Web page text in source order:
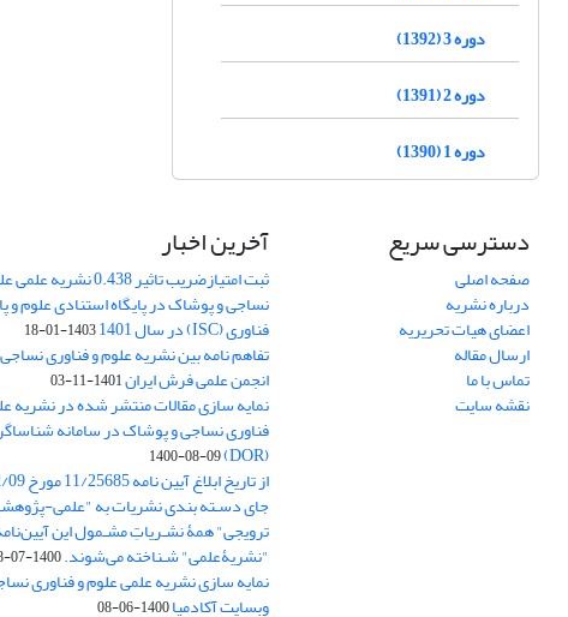
دوره 3 (1392)
دوره 2 (1391)
دوره 1 (1390)
دسترسی سریع
صفحه اصلی
درباره نشریه
اعضای هیات تحریریه
ارسال مقاله
تماس با ما
نقشه سایت
آخرین اخبار
ثبت امتیازضریب تاثیر
نساجی و پوشاک در پایگاه استنادی علوم و
فناوری (ISC) در سال 1401 1403-01-18
تفاهم نامه بین نشریه علوم و فناوری
انجمن علمی فرش ایران1401-11-03
نمایه سازی مقالات منتشر شده در نشریه
فناوری نساجی و پوشاک در سامانه
(DOR)
1400-08-09
جای دسـته بندی نشریات به "علمی-
ترویجی" همۀ نشـریاتِ مشـمول این
"نشریۀعلمی" شـناخته می‌شوند.1400-07-18
نمایه سازی نشریه علمی علوم و فناوری
وبسایت آکادمیا1400-06-08